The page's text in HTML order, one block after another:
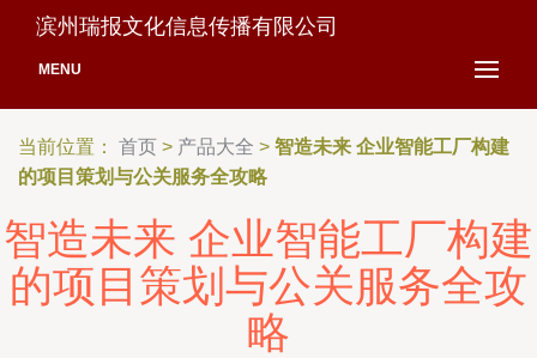
滨州瑞报文化信息传播有限公司
MENU
当前位置： 首页 > 产品大全 > 智造未来 企业智能工厂构建
的项目策划与公关服务全攻略
智造未来 企业智能工厂构建
的项目策划与公关服务全攻
略